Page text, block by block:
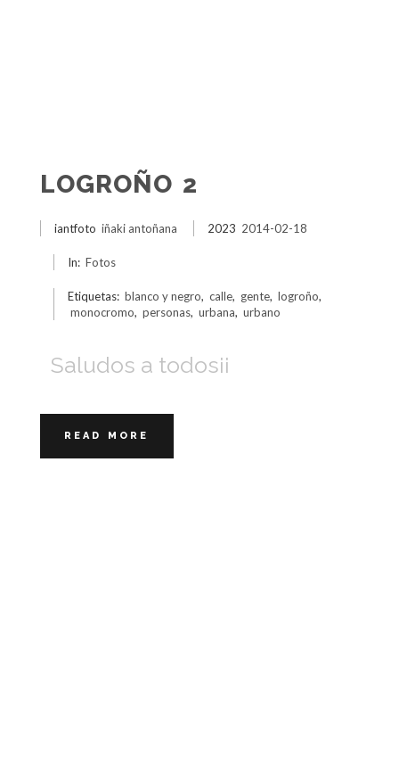
LOGROÑO 2
iantfoto iñaki antoñana 2023 2014-02-18
In: Fotos
Etiquetas: blanco y negro, calle, gente, logroño,
monocromo, personas, urbana, urbano
Saludos a todos¡¡
READ MORE